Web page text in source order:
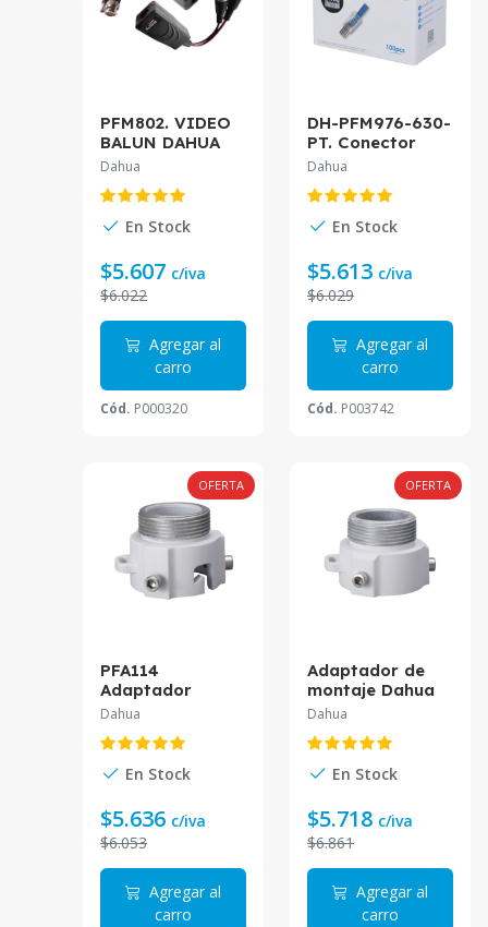
PFM802. VIDEO
BALUN DAHUA
CON
(ACTIVO)
Dahua
En Stock
$5.607 c/iva
$6.022
Agregar al
carro
Cód. P000320
DH-PFM976-630-
PT. Conector
RJ45 para
6 caja de 100
unidades.
Dahua
En Stock
$5.613 c/iva
$6.029
Agregar al
carro
Cód. P003742
OFERTA
PFA114
Adaptador
Montura PTZ
a mástil.
Dahua
En Stock
$5.636 c/iva
$6.053
Agregar al
carro
OFERTA
Adaptador de
montaje Dahua
PFA111*
Dahua
En Stock
$5.718 c/iva
$6.861
Agregar al
carro